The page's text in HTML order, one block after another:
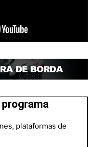
programa
plataformas de